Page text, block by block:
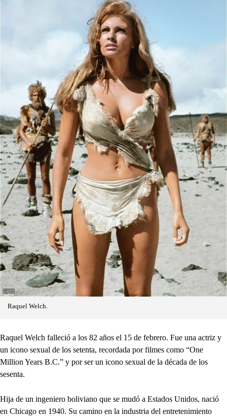
Raquel Welch.
Raquel Welch falleció a los 82 años el 15 de febrero. Fue una actriz y
un icono sexual de los setenta, recordada por filmes como “One
Million Years B.C.” y por ser un icono sexual de la década de los
sesenta.
Hija de un ingeniero boliviano que se mudó a Estados Unidos, nació
en Chicago en 1940. Su camino en la industria del entretenimiento